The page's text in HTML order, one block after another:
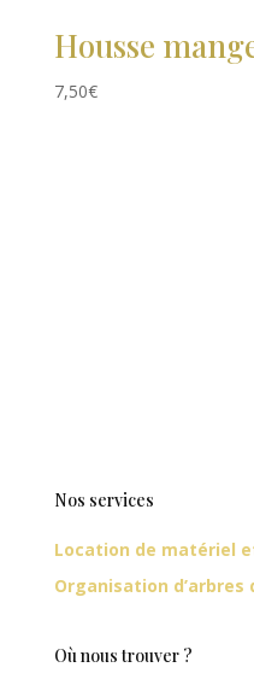
Housse
7,50€
Nos services
Location de matériel
Organisation d’arbres
Où nous trouver ?